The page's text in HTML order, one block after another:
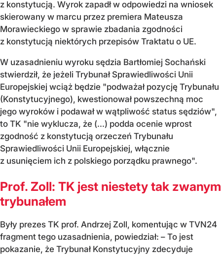
z konstytucją. Wyrok zapadł w odpowiedzi na wniosek
skierowany w marcu przez premiera Mateusza
Morawieckiego w sprawie zbadania zgodności
z konstytucją niektórych przepisów Traktatu o UE.
W uzasadnieniu wyroku sędzia Bartłomiej Sochański
stwierdził, że jeżeli Trybunał Sprawiedliwości Unii
Europejskiej wciąż będzie "podważał pozycję Trybunału
(Konstytucyjnego), kwestionował powszechną moc
jego wyroków i podawał w wątpliwość status sędziów",
to TK "nie wyklucza, że (...) podda ocenie wprost
zgodność z konstytucją orzeczeń Trybunału
Sprawiedliwości Unii Europejskiej, włącznie
z usunięciem ich z polskiego porządku prawnego".
Prof. Zoll: TK jest niestety tak zwanym
trybunałem
Były prezes TK prof. Andrzej Zoll, komentując w TVN24
fragment tego uzasadnienia, powiedział: – To jest
pokazanie, że Trybunał Konstytucyjny zdecyduje